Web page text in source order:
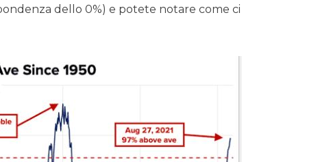
dello 0%) e potete notare come ci